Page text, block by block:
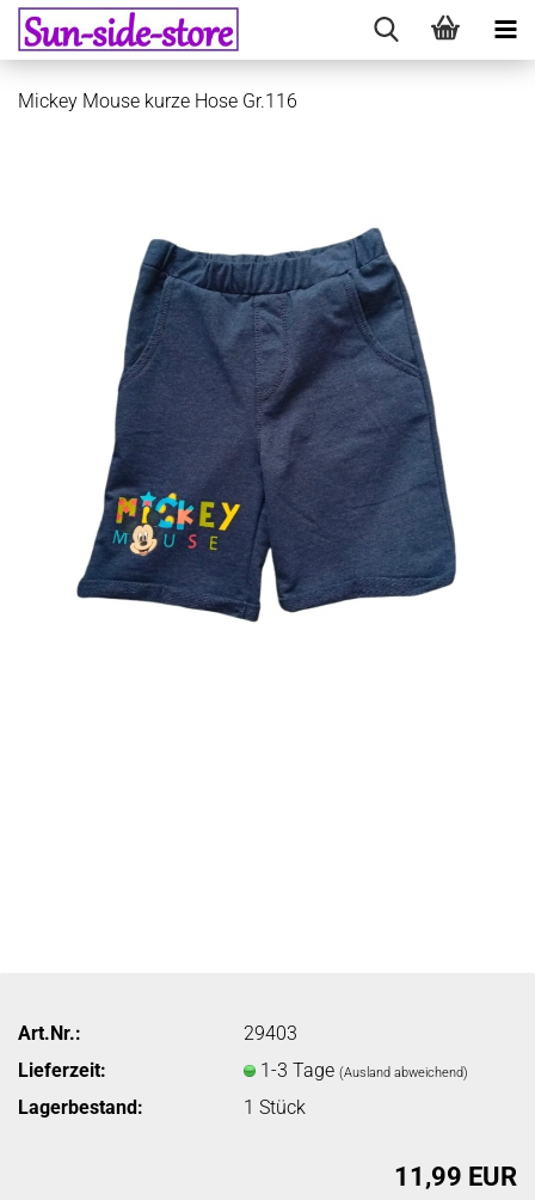
Mickey Mouse kurze Hose Gr.116
Art.Nr.:
29403
Lieferzeit:
1-3 Tage(Ausland abweichend)
Lagerbestand: 1Stück
11,99 EUR